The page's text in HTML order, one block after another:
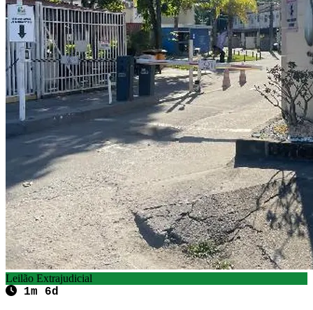
Leilão Extrajudicial
1m 6d